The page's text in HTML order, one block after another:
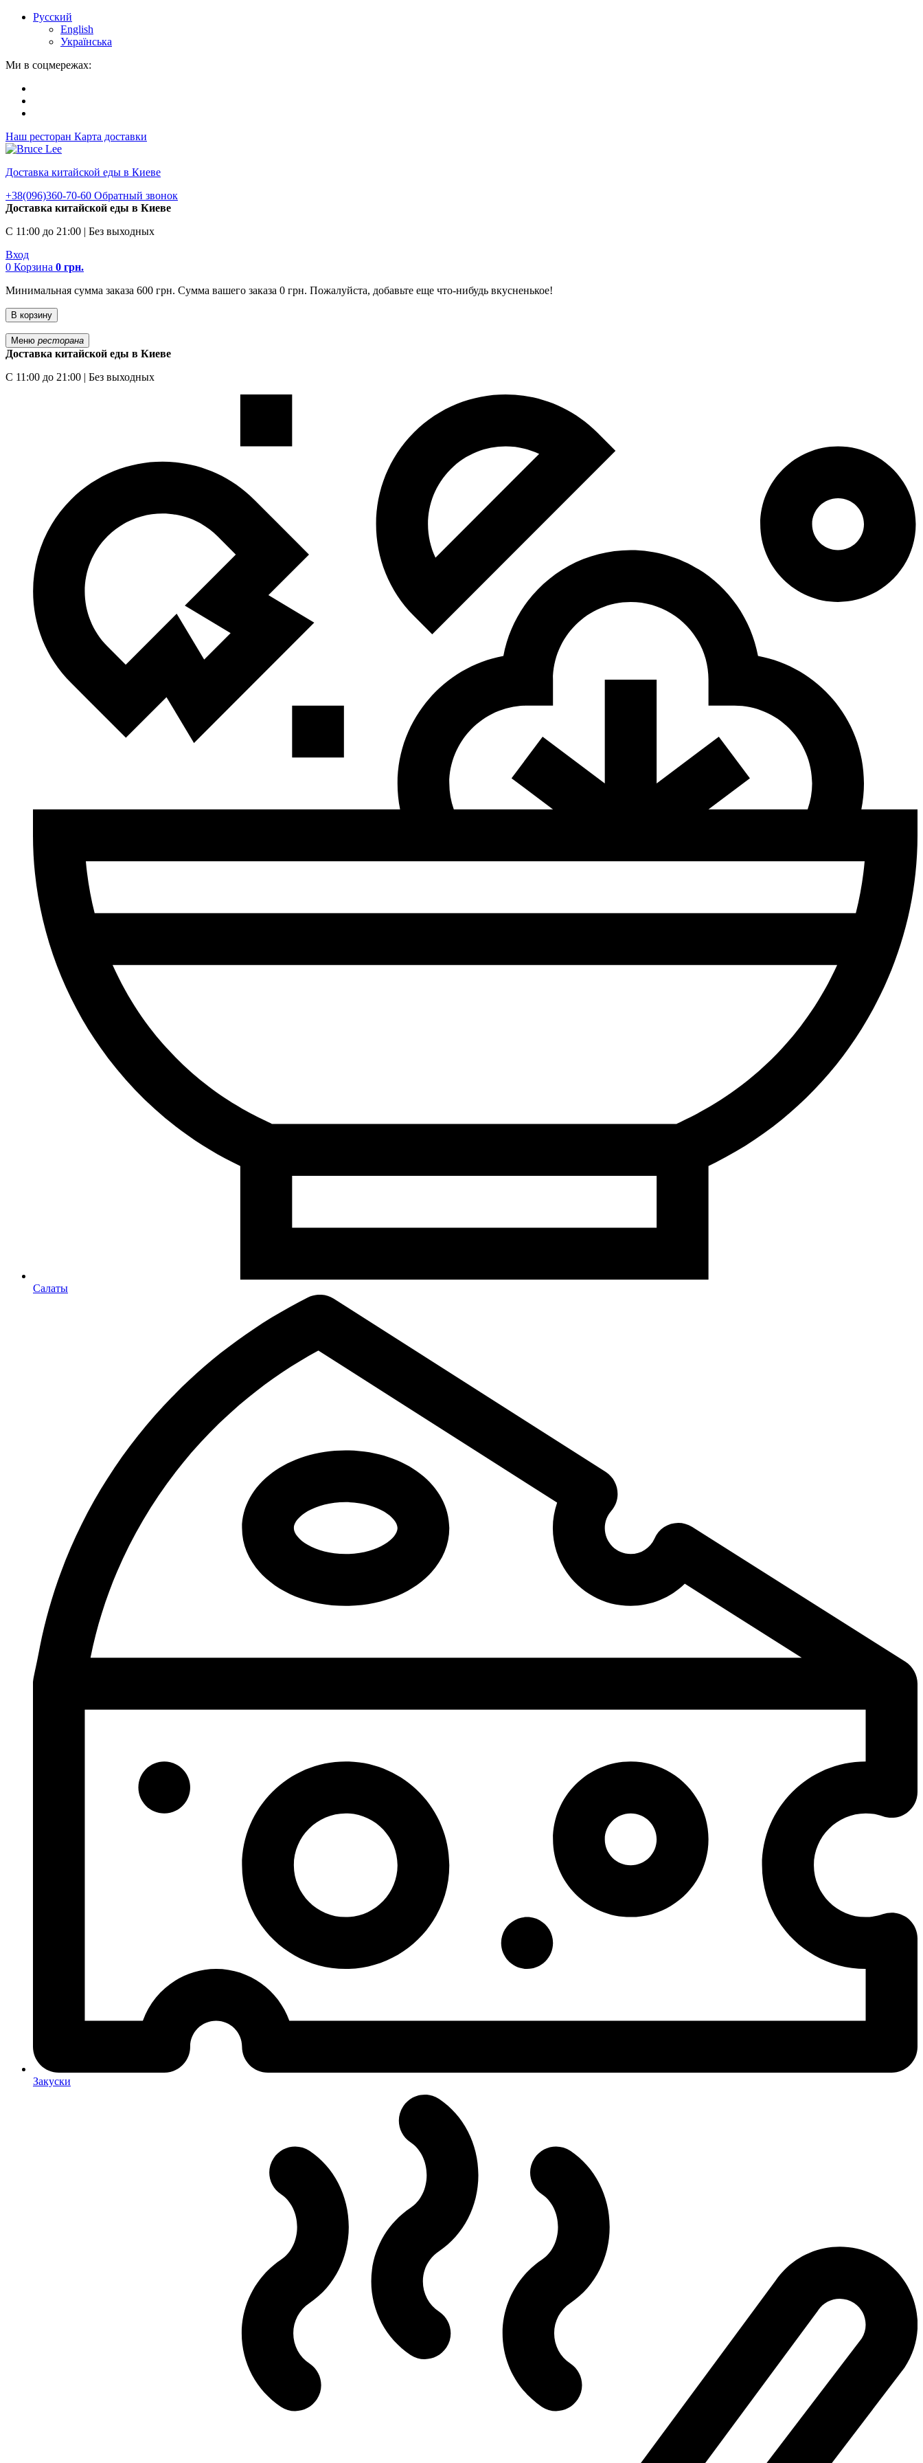
Русский
English
Українська
Ми в соцмережах:
Наш ресторан Карта доставки
Доставка китайской еды в Киеве
+38(096)360-70-60 Обратный звонок
Доставка китайской еды в Киеве
С 11:00 до 21:00 | Без выходных
Вход
0 Корзина 0 грн.
Минимальная сумма заказа 600 грн. Сумма вашего заказа 0 грн. Пожалуйста, добавьте еще что-нибудь вкусненькое!
В корзину
Меню ресторана
Доставка китайской еды в Киеве
С 11:00 до 21:00 | Без выходных
Салаты
Закуски